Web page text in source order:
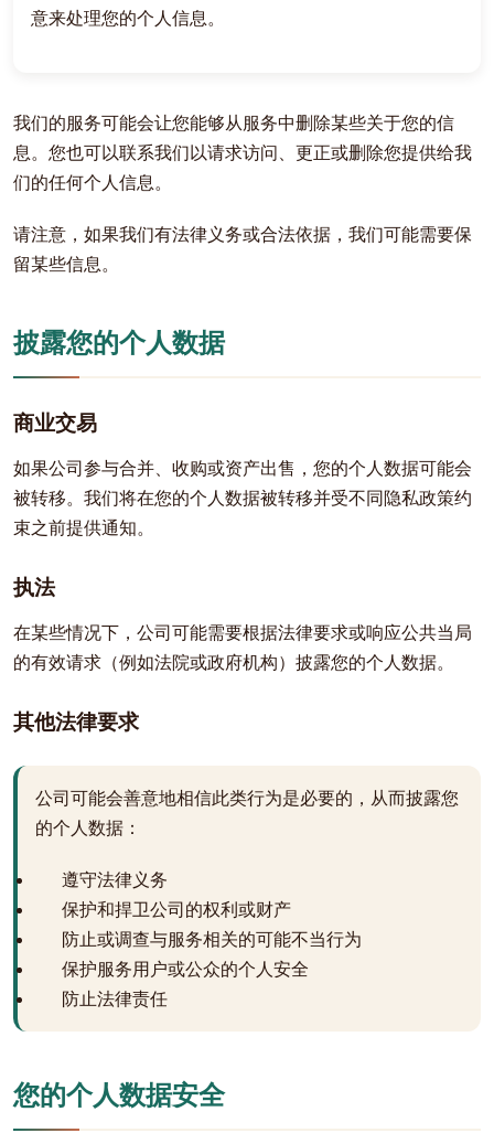
意来处理您的个人信息。
我们的服务可能会让您能够从服务中删除某些关于您的信
息。您也可以联系我们以请求访问、更正或删除您提供给我
们的任何个人信息。
请注意，如果我们有法律义务或合法依据，我们可能需要保
留某些信息。
披露您的个人数据
商业交易
如果公司参与合并、收购或资产出售，您的个人数据可能会
被转移。我们将在您的个人数据被转移并受不同隐私政策约
束之前提供通知。
执法
在某些情况下，公司可能需要根据法律要求或响应公共当局
的有效请求（例如法院或政府机构）披露您的个人数据。
其他法律要求
公司可能会善意地相信此类行为是必要的，从而披露您
的个人数据：
遵守法律义务
保护和捍卫公司的权利或财产
防止或调查与服务相关的可能不当行为
保护服务用户或公众的个人安全
防止法律责任
您的个人数据安全